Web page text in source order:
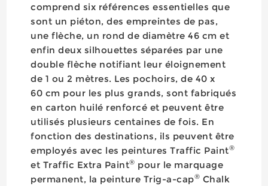
comprend six références essentielles que
sont un piéton, des empreintes de pas,
une flèche, un rond de diamètre 46 cm et
enfin deux silhouettes séparées par une
double flèche notifiant leur éloignement
de 1 ou 2 mètres. Les pochoirs, de 40 x
60 cm pour les plus grands, sont fabriqués
en carton huilé renforcé et peuvent être
utilisés plusieurs centaines de fois. En
fonction des destinations, ils peuvent être
employés avec les peintures Traffic Paint®
et Traffic Extra Paint® pour le marquage
permanent, la peinture Trig-a-cap® Chalk